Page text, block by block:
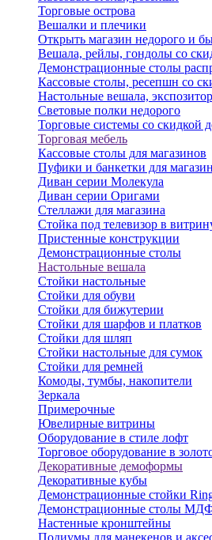
Торговые острова
Вешалки и плечики
Открыть магазин недорого и
Вешала, рейлы, гондолы со
Демонстрационные столы
Кассовые столы, ресепшн со
Настольные вешала,
Световые полки недорого
Торговые системы со скидкой
Торговая мебель
Кассовые столы для магазинов
Пуфики и банкетки для
Диван серии Молекула
Диван серии Оригами
Стеллажи для магазина
Стойка под телевизор в
Пристенные конструкции
Демонстрационные столы
Настольные вешала
Стойки настольные
Стойки для обуви
Стойки для бижутерии
Стойки для шарфов и платков
Стойки для шляп
Стойки настольные для сумок
Стойки для ремней
Комоды, тумбы, накопители
Зеркала
Примерочные
Ювелирные витрины
Оборудование в стиле лофт
Торговое оборудование в
Декоративные демоформы
Декоративные кубы
Демонстрационные стойки
Демонстрационные столы
Настенные кронштейны
Подиумы для манекенов и